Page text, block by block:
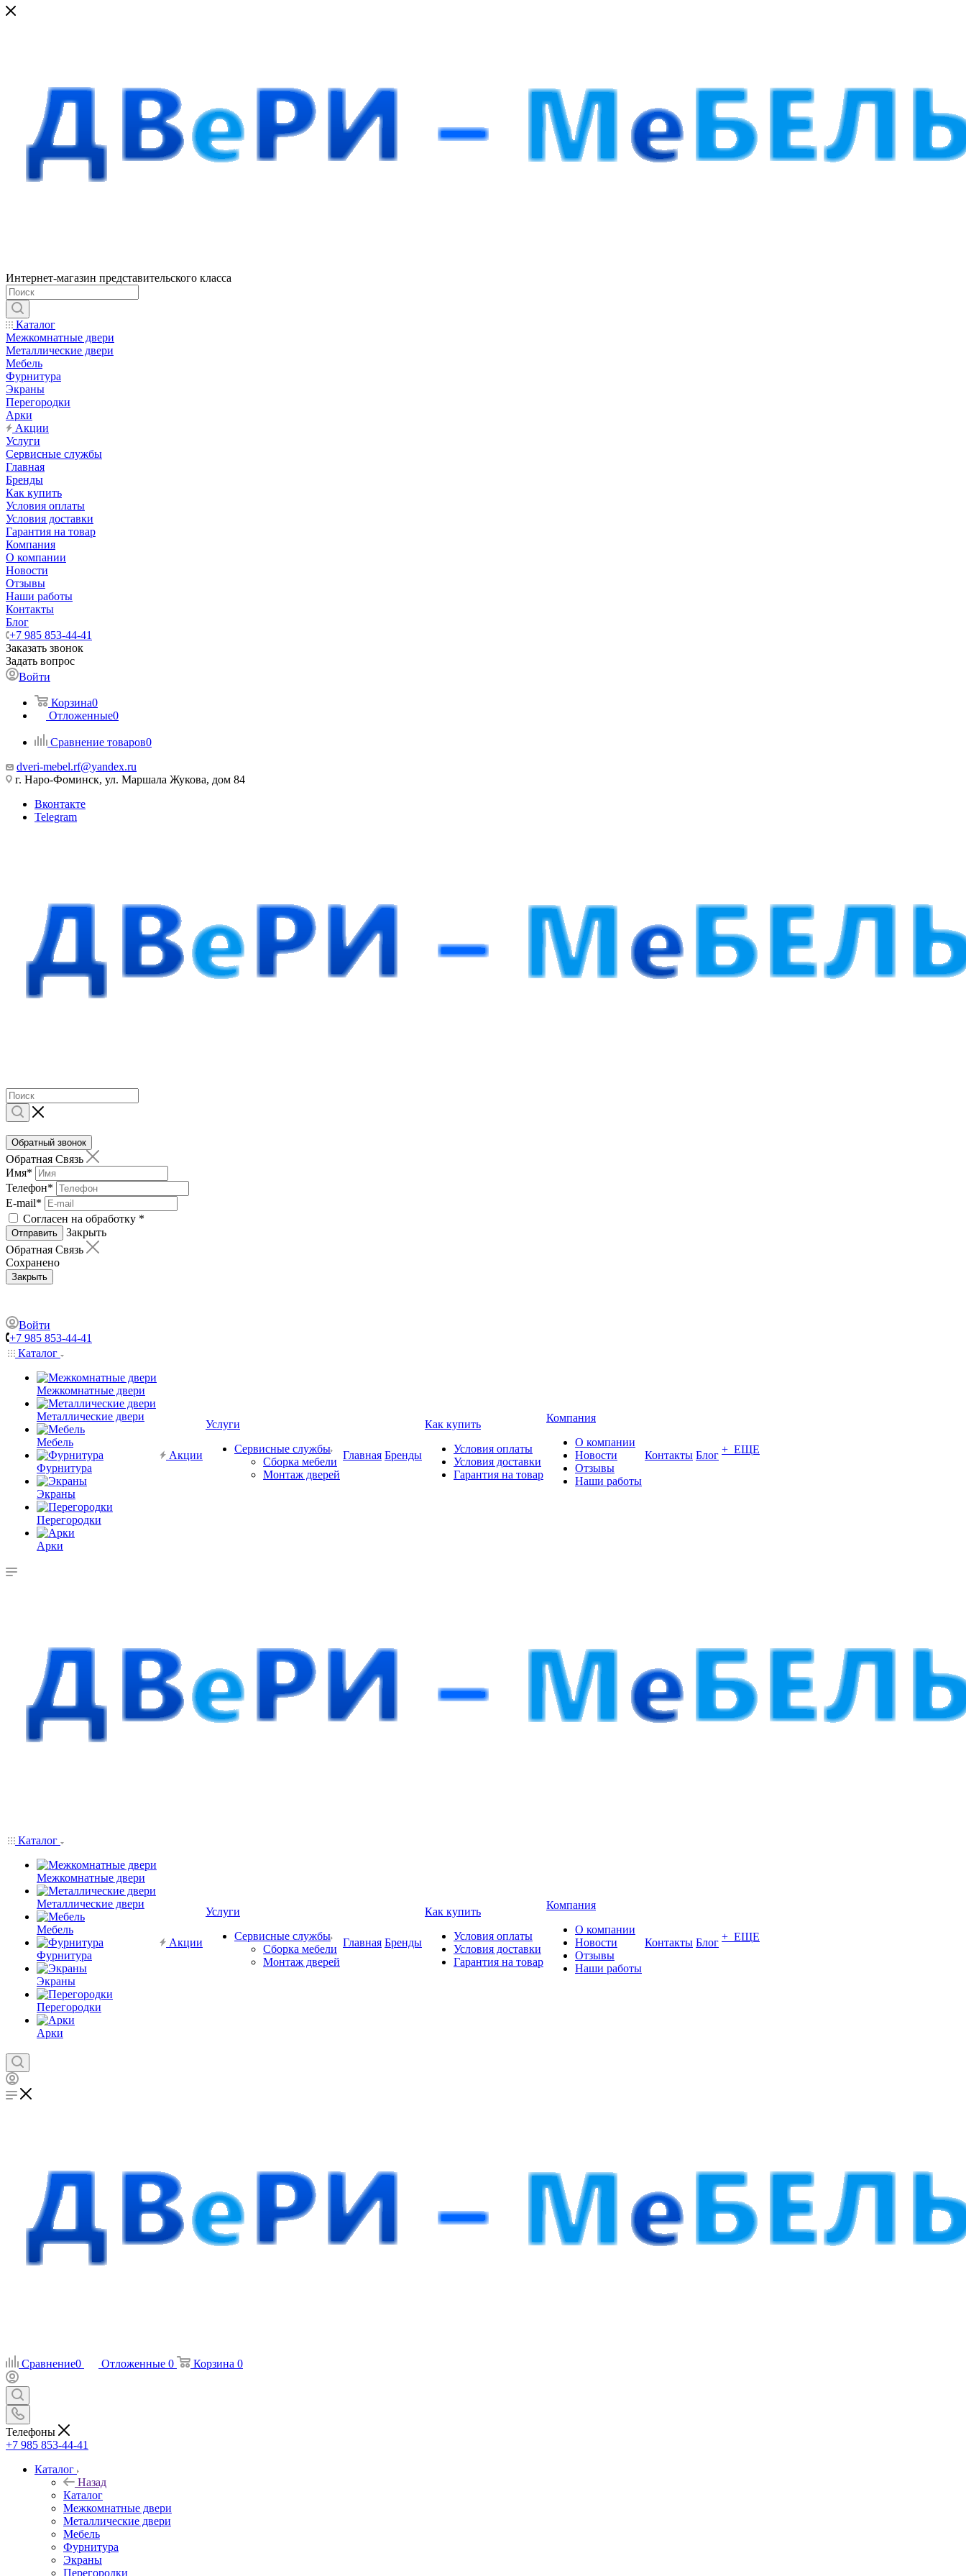
Интернет-магазин представительского класса
Каталог
Межкомнатные двери
Металлические двери
Мебель
Фурнитура
Экраны
Перегородки
Арки
Акции
Услуги
Сервисные службы
Главная
Бренды
Как купить
Условия оплаты
Условия доставки
Гарантия на товар
Компания
О компании
Новости
Отзывы
Наши работы
Контакты
Блог
+7 985 853-44-41
Заказать звонок
Задать вопрос
Войти
Корзина0
Отложенные0
Сравнение товаров0
dveri-mebel.rf@yandex.ru
г. Наро-Фоминск, ул. Маршала Жукова, дом 84
Вконтакте
Telegram
Обратный звонок
Обратная Связь
Имя*
Телефон*
E-mail*
Согласен на обработку *
Отправить
Закрыть
Обратная Связь
Сохранено
Закрыть
Войти
+7 985 853-44-41
Каталог
Межкомнатные двери
Металлические двери
Мебель
Фурнитура
Экраны
Перегородки
Арки
Акции
Услуги
Сервисные службы
Сборка мебели
Монтаж дверей
Главная Бренды
Как купить
Условия оплаты
Условия доставки
Гарантия на товар
Компания
О компании
Новости
Отзывы
Наши работы
Контакты Блог + ЕЩЕ
Каталог
Межкомнатные двери
Металлические двери
Мебель
Фурнитура
Экраны
Перегородки
Арки
Акции
Услуги
Сервисные службы
Сборка мебели
Монтаж дверей
Главная Бренды
Как купить
Условия оплаты
Условия доставки
Гарантия на товар
Компания
О компании
Новости
Отзывы
Наши работы
Контакты Блог + ЕЩЕ
Сравнение0 Отложенные 0 Корзина 0
Телефоны
+7 985 853-44-41
Каталог
Назад
Каталог
Межкомнатные двери
Металлические двери
Мебель
Фурнитура
Экраны
Перегородки